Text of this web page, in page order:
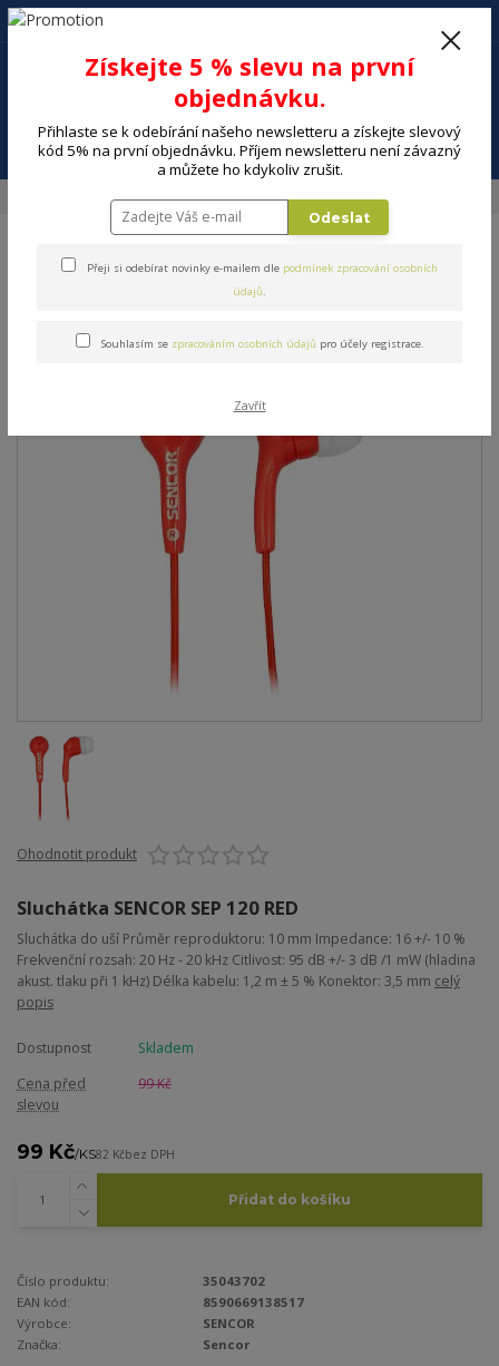
Menu
+420 602 494 600
Sluchátka SENCOR SEP 120
Ohodnotit produkt
Sluchátka SENCOR SEP 120 RED
Sluchátka do uší Průměr reproduktoru: 10 mm Impedance: 16 +/- 10 %
Frekvenční rozsah: 20 Hz - 20 kHz Citlivost: 95 dB +/- 3 dB /1 mW (hladina
akust. tlaku při 1 kHz) Délka kabelu: 1,2 m ± 5 % Konektor: 3,5 mm celý
popis
Dostupnost
Skladem
Cena před
slevou
99 Kč
99 Kč/KS82 Kčbez DPH
Přidat do košíku
Číslo produktu:
35043702
EAN kód:
8590669138517
Výrobce:
SENCOR
Značka:
Sencor
Získejte 5 % slevu na první
objednávku.
Přihlaste se k odebírání našeho newsletteru a získejte slevový
kód 5% na první objednávku. Příjem newsletteru není závazný
a můžete ho kdykoliv zrušit.
Odeslat
Přeji si odebírat novinky e-mailem dle podmínek zpracování osobních
údajů.
Souhlasím se zpracováním osobních údajů pro účely registrace.
Zavřít